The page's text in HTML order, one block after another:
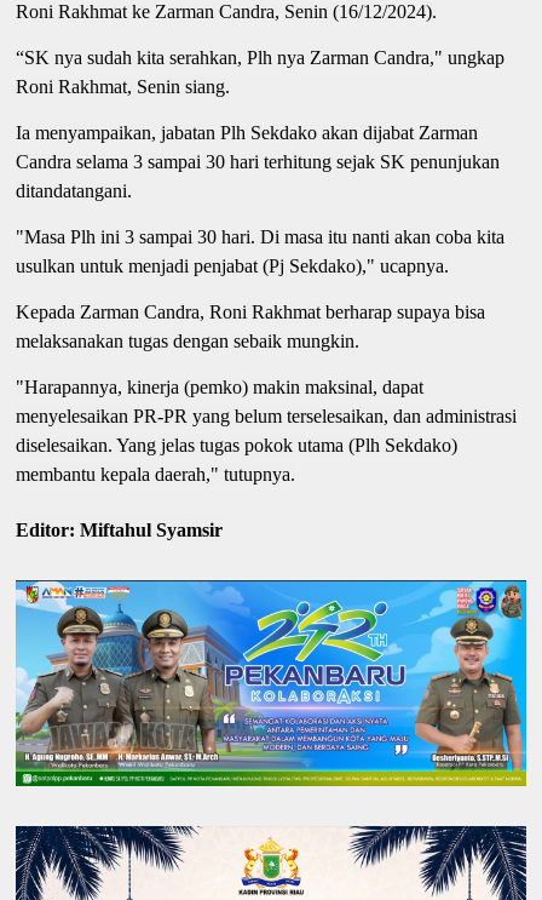
Roni Rakhmat ke Zarman Candra, Senin (16/12/2024).
“SK nya sudah kita serahkan, Plh nya Zarman Candra," ungkap
Roni Rakhmat, Senin siang.
Ia menyampaikan, jabatan Plh Sekdako akan dijabat Zarman
Candra selama 3 sampai 30 hari terhitung sejak SK penunjukan
ditandatangani.
"Masa Plh ini 3 sampai 30 hari. Di masa itu nanti akan coba kita
usulkan untuk menjadi penjabat (Pj Sekdako)," ucapnya.
Kepada Zarman Candra, Roni Rakhmat berharap supaya bisa
melaksanakan tugas dengan sebaik mungkin.
"Harapannya, kinerja (pemko) makin maksinal, dapat
menyelesaikan PR-PR yang belum terselesaikan, dan administrasi
diselesaikan. Yang jelas tugas pokok utama (Plh Sekdako)
membantu kepala daerah," tutupnya.
Editor: Miftahul Syamsir